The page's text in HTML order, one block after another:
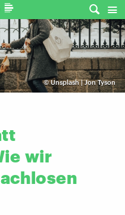
©Unsplash | Jon Tyson
wir